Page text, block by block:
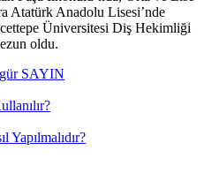
Atatürk Anadolu Lisesi’nde
Üniversitesi Diş Hekimliği
oldu.
SAYIN
Yapılmalıdır?